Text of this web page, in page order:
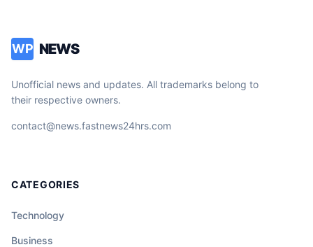
force à regarder l’horreur en face. La vidéo
WP NEWS
Unofficial news and updates. All trademarks belong to
their respective owners.
contact@news.fastnews24hrs.com
CATEGORIES
Technology
Business